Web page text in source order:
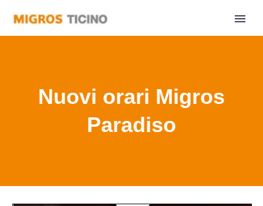
Nuovi orari Migros
Paradiso